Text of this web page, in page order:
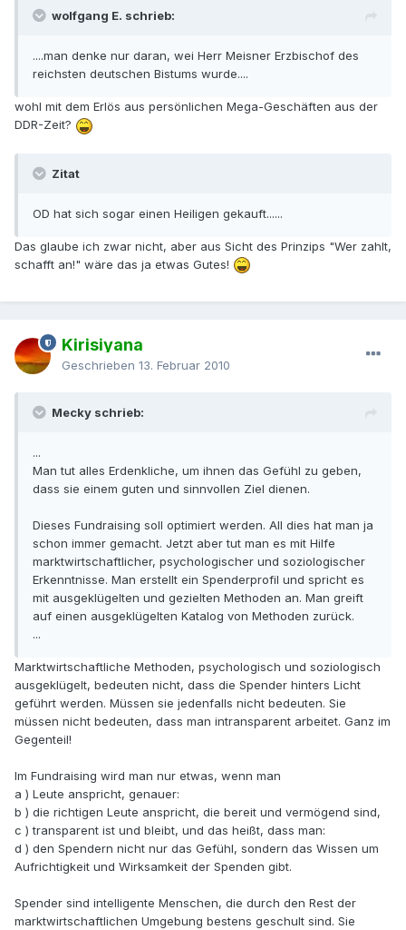
wolfgang E. schrieb:
....man denke nur daran, wei Herr Meisner Erzbischof des
reichsten deutschen Bistums wurde....
wohl mit dem Erlös aus persönlichen Mega-Geschäften aus der
DDR-Zeit?
Zitat
OD hat sich sogar einen Heiligen gekauft......
Das glaube ich zwar nicht, aber aus Sicht des Prinzips "Wer zahlt,
schafft an!" wäre das ja etwas Gutes!
Kirisiyana
Geschrieben 13. Februar 2010
Mecky schrieb:
...
Man tut alles Erdenkliche, um ihnen das Gefühl zu geben,
dass sie einem guten und sinnvollen Ziel dienen.
Dieses Fundraising soll optimiert werden. All dies hat man ja
schon immer gemacht. Jetzt aber tut man es mit Hilfe
marktwirtschaftlicher, psychologischer und soziologischer
Erkenntnisse. Man erstellt ein Spenderprofil und spricht es
mit ausgeklügelten und gezielten Methoden an. Man greift
auf einen ausgeklügelten Katalog von Methoden zurück.
...
Marktwirtschaftliche Methoden, psychologisch und soziologisch
ausgeklügelt, bedeuten nicht, dass die Spender hinters Licht
geführt werden. Müssen sie jedenfalls nicht bedeuten. Sie
müssen nicht bedeuten, dass man intransparent arbeitet. Ganz im
Gegenteil!
Im Fundraising wird man nur etwas, wenn man
a ) Leute anspricht, genauer:
b ) die richtigen Leute anspricht, die bereit und vermögend sind,
c ) transparent ist und bleibt, und das heißt, dass man:
d ) den Spendern nicht nur das Gefühl, sondern das Wissen um
Aufrichtigkeit und Wirksamkeit der Spenden gibt.
Spender sind intelligente Menschen, die durch den Rest der
marktwirtschaftlichen Umgebung bestens geschult sind. Sie